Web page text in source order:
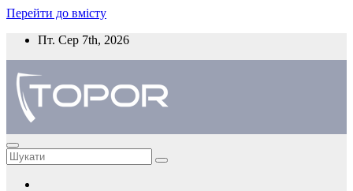
Перейти до вмісту
Пт. Сер 7th, 2026